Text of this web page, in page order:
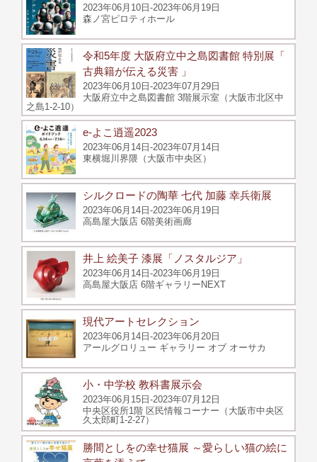
2023年06月10日-2023年06月19日
森ノ宮ピロティホール
令和5年度 大阪府立中之島図書館 特別展「
古典籍が伝える災害 」
2023年06月10日-2023年07月29日
大阪府立中之島図書館 3階展示室（大阪市北区中
之島1-2-10）
e-よこ逍遥2023
2023年06月14日-2023年07月14日
東横堀川界隈（大阪市中央区）
シルクロードの陶華 七代 加藤 幸兵衛展
2023年06月14日-2023年06月19日
高島屋大阪店 6階美術画廊
井上 絵美子 漆展「ノスタルジア」
2023年06月14日-2023年06月19日
高島屋大阪店 6階ギャラリーNEXT
現代アートセレクション
2023年06月14日-2023年06月20日
アールグロリュー ギャラリー オブ オーサカ
小・中学校 教科書展示会
2023年06月15日-2023年07月12日
中央区役所1階 区民情報コーナー（大阪市中央区
久太郎町1-2-27）
勝間としをの幸せ猫展 ～愛らしい猫の絵に